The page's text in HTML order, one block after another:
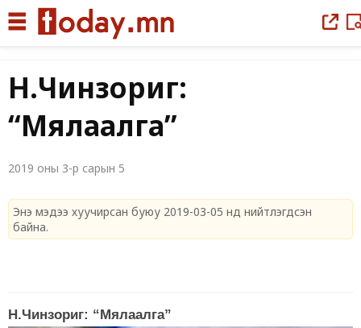
Н.Чинзориг:
“Мялаалга”
2019 оны 3-р сарын 5
Энэ мэдээ хуучирсан буюу 2019-03-05 нд нийтлэгдсэн
байна.
Н.Чинзориг: “Мялаалга”